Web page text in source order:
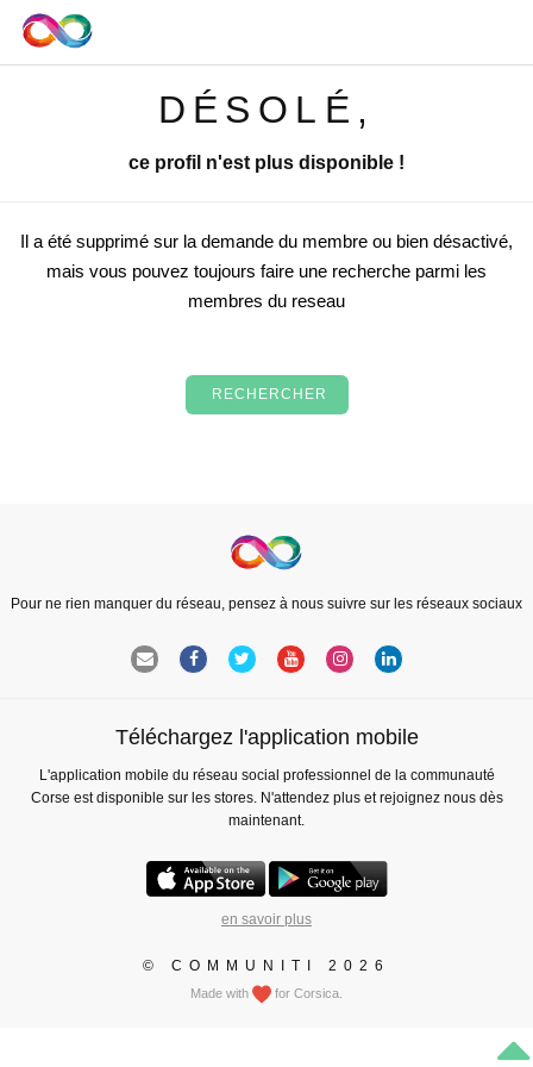
DÉSOLÉ,
ce profil n'est plus disponible !
Il a été supprimé sur la demande du membre ou bien désactivé,
mais vous pouvez toujours faire une recherche parmi les
membres du reseau
RECHERCHER
Pour ne rien manquer du réseau, pensez à nous suivre sur les réseaux sociaux
Téléchargez l'application mobile
L'application mobile du réseau social professionnel de la communauté
Corse est disponible sur les stores. N'attendez plus et rejoignez nous dès
maintenant.
en savoir plus
© COMMUNITI 2026
Made with for Corsica.